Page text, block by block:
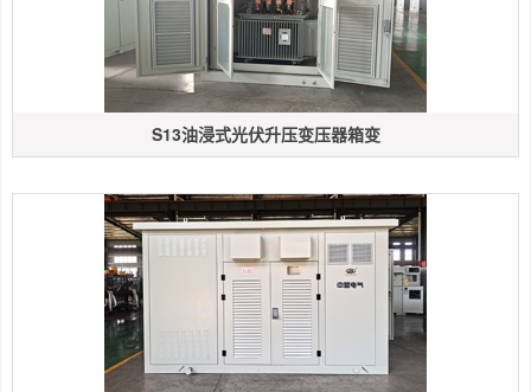
S13油浸式光伏升压变压器箱变